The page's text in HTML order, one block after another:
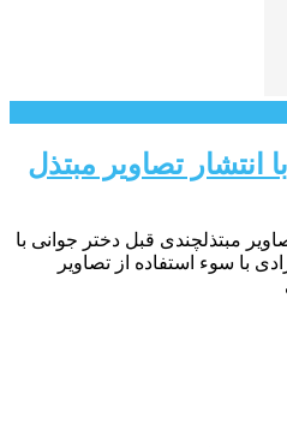
انتشار تصاویر مبتذلچندی قبل دختر جوانی با
با سوء استفاده از تصاویر